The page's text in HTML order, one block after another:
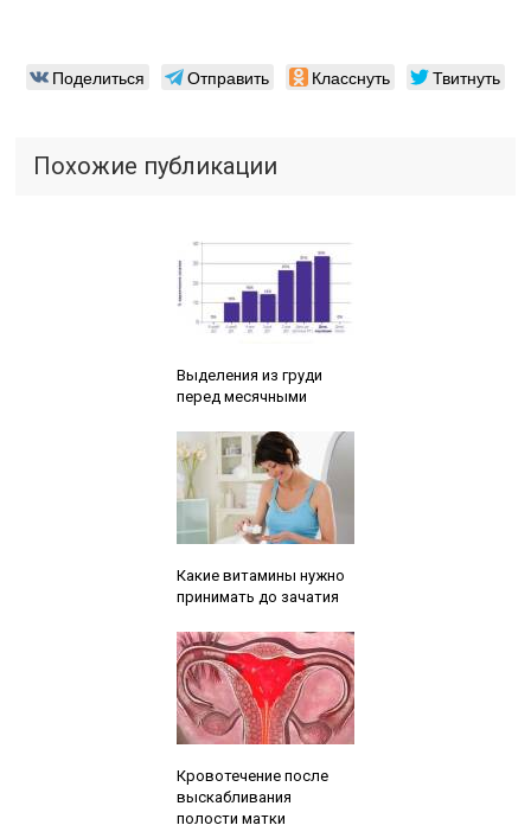
Поделиться Отправить Класснуть Твитнуть
Похожие публикации
Выделения из груди
перед месячными
Какие витамины нужно
принимать до зачатия
Кровотечение после
выскабливания
полости матки